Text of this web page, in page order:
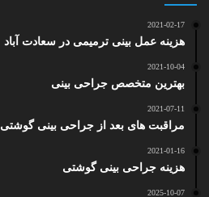
2021-02-17
هزینه عمل بینی ترمیمی در سعادت آباد
2021-10-04
بهترین متخصص جراحی بینی
2021-07-11
مراقبت های بعد از جراحی بینی گوشتی
2021-01-16
هزینه جراحی بینی گوشتی
2025-10-07